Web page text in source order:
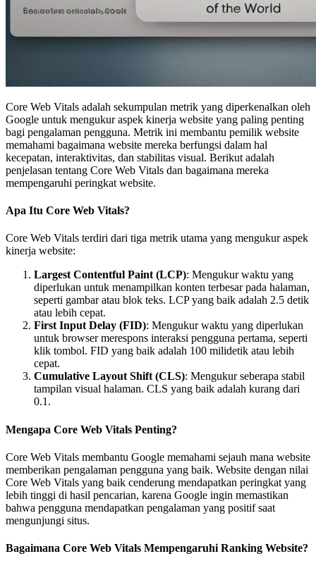
Core Web Vitals adalah sekumpulan metrik yang diperkenalkan oleh
Google untuk mengukur aspek kinerja website yang paling penting
bagi pengalaman pengguna. Metrik ini membantu pemilik website
memahami bagaimana website mereka berfungsi dalam hal
kecepatan, interaktivitas, dan stabilitas visual. Berikut adalah
penjelasan tentang Core Web Vitals dan bagaimana mereka
mempengaruhi peringkat website.
Apa Itu Core Web Vitals?
Core Web Vitals terdiri dari tiga metrik utama yang mengukur aspek
kinerja website:
Largest Contentful Paint (LCP): Mengukur waktu yang
diperlukan untuk menampilkan konten terbesar pada halaman,
seperti gambar atau blok teks. LCP yang baik adalah 2.5 detik
atau lebih cepat.
First Input Delay (FID): Mengukur waktu yang diperlukan
untuk browser merespons interaksi pengguna pertama, seperti
klik tombol. FID yang baik adalah 100 milidetik atau lebih
cepat.
Cumulative Layout Shift (CLS): Mengukur seberapa stabil
tampilan visual halaman. CLS yang baik adalah kurang dari
0.1.
Mengapa Core Web Vitals Penting?
Core Web Vitals membantu Google memahami sejauh mana website
memberikan pengalaman pengguna yang baik. Website dengan nilai
Core Web Vitals yang baik cenderung mendapatkan peringkat yang
lebih tinggi di hasil pencarian, karena Google ingin memastikan
bahwa pengguna mendapatkan pengalaman yang positif saat
mengunjungi situs.
Bagaimana Core Web Vitals Mempengaruhi Ranking Website?